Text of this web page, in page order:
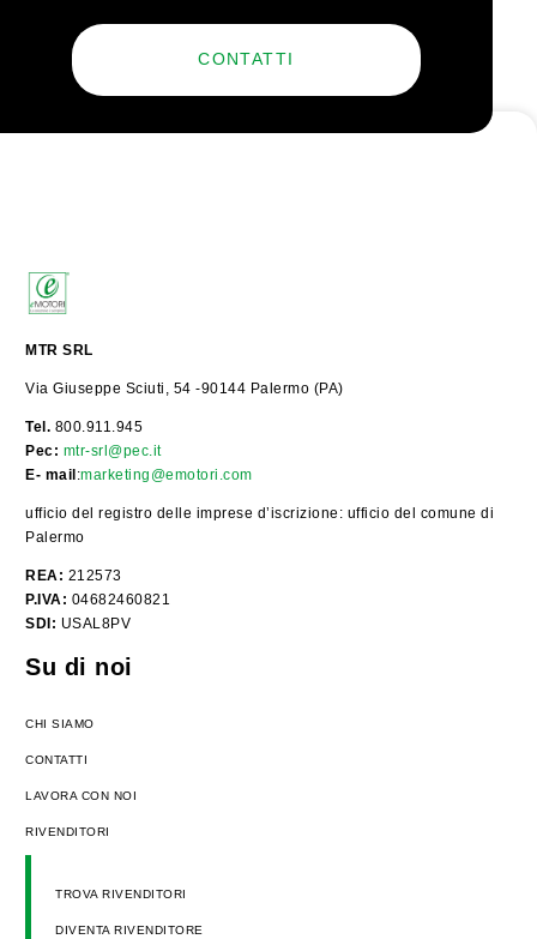
CONTATTI
MTR SRL
Via Giuseppe Sciuti, 54 -90144 Palermo (PA)
Tel. 800.911.945
Pec: mtr-srl@pec.it
E- mail :marketing@emotori.com
ufficio del registro delle imprese d’iscrizione: ufficio del comune di
Palermo
REA: 212573
P.IVA: 04682460821
SDI: USAL8PV
Su di noi
CHI SIAMO
CONTATTI
LAVORA CON NOI
RIVENDITORI
TROVA RIVENDITORI
DIVENTA RIVENDITORE